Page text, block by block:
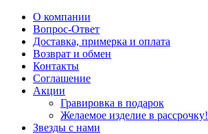
О компании
Вопрос-Ответ
Доставка, примерка и оплата
Возврат и обмен
Контакты
Соглашение
Акции
Гравировка в подарок
Желаемое изделие в рассрочку!
Звезды с нами